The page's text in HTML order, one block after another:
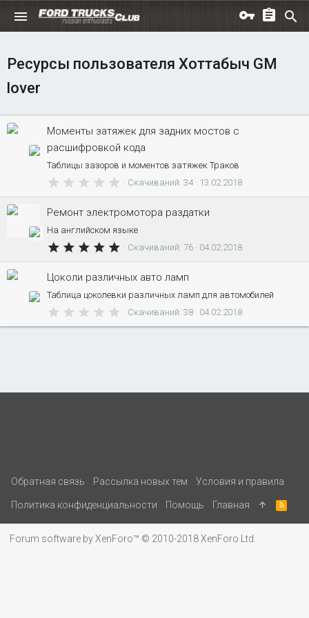
Ресурсы пользователя Хоттабыч GM
lover
Моменты затяжек для задних мостов с
расшифровкой кода
Таблицы зазоров и моментов затяжек Траков
0
.
0
0
з
в
е
з
Скачиваний 34 13.02.2018
Ремонт электромотора раздатки
На английском языке
5
.
0
0
з
в
е
Скачиваний 76 04.02.2018
Цоколи различных авто ламп
Таблица цоколевки различных ламп для автомобилей
0
.
е
Скачиваний 38 04.02.2018
Обратная связь Рассылка новых тем Условия и правила
Политика конфиденциальности Помощь Главная
R
S
Forum software by XenForo™ © 2010-2018 XenForo Ltd.